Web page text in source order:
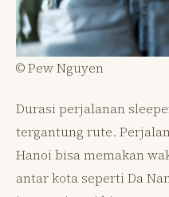
© Pew Nguyen
Durasi perjalanan
tergantung rute.
Hanoi bisa memakan
antar kota seperti Da